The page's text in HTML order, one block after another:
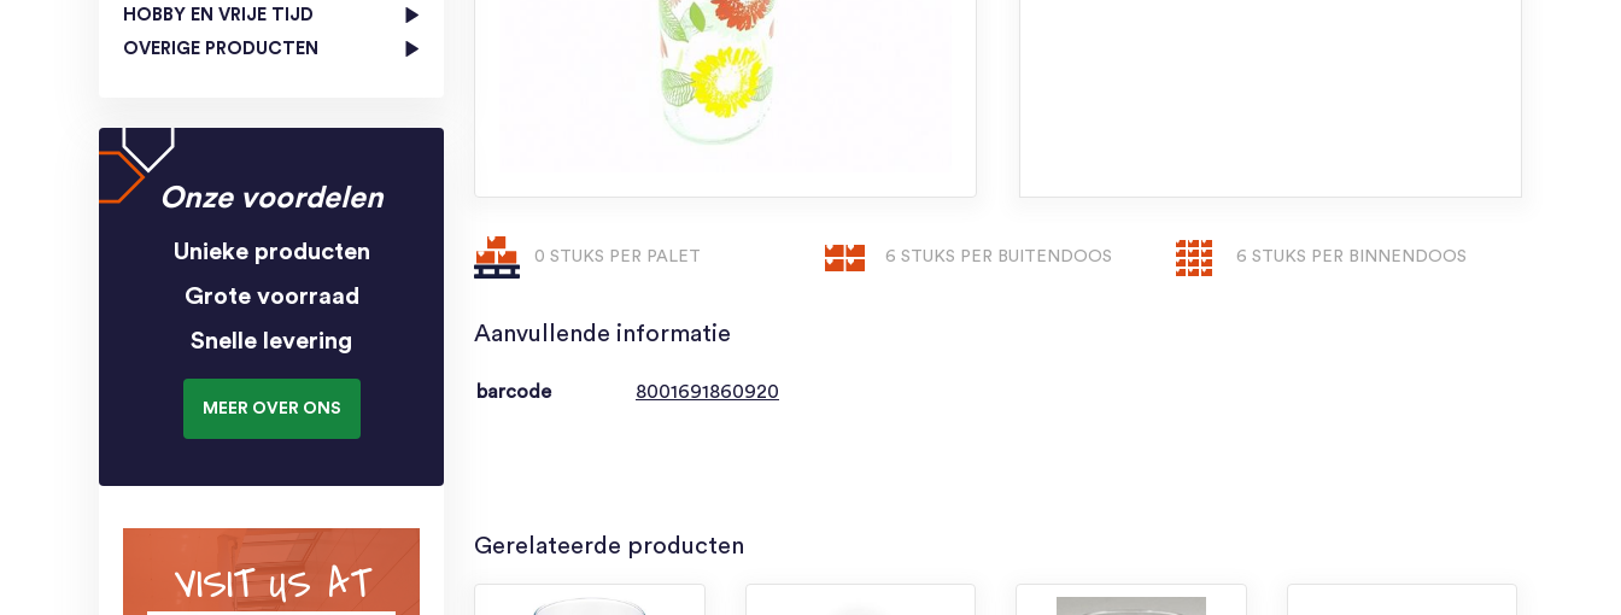
HOBBY EN VRIJE TIJD
OVERIGE PRODUCTEN
Onze voordelen
Unieke producten
Grote voorraad
Snelle levering
MEER OVER ONS
VISIT US AT
0 STUKS PER PALET 6 STUKS PER BUITENDOOS 6 STUKS PER BINNENDOOS
Aanvullende informatie
barcode 8001691860920
Gerelateerde producten